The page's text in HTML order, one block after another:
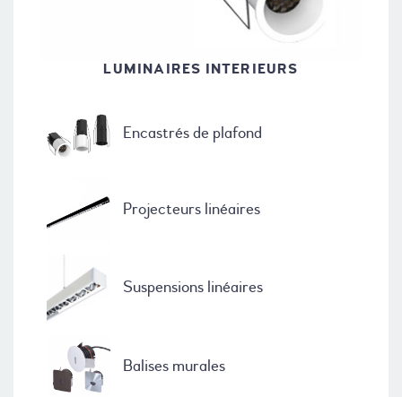
LUMINAIRES INTERIEURS
Encastrés de plafond
Projecteurs linéaires
Suspensions linéaires
Balises murales